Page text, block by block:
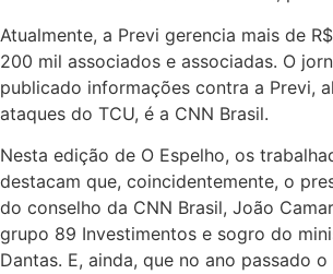
Atualmente, a Previ gerencia mais de
200 mil associados e associadas. O
publicado informações contra a Previ,
ataques do TCU, é a CNN Brasil.
Nesta edição de O Espelho, os
destacam que, coincidentemente, o
do conselho da CNN Brasil, João
grupo 89 Investimentos e sogro do
Dantas. E, ainda, que no ano passado